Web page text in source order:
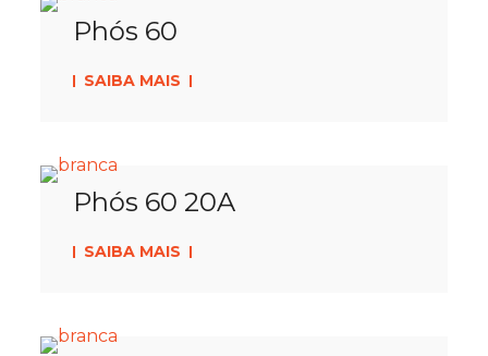
Phós 60
SAIBA MAIS
Phós 60 20A
SAIBA MAIS